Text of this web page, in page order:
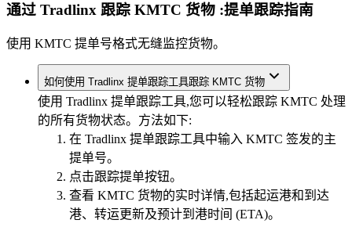
通过 Tradlinx 跟踪 KMTC 货物 :提单跟踪指南
使用 KMTC 提单号格式无缝监控货物。
如何使用 Tradlinx 提单跟踪工具跟踪 KMTC 货物
使用 Tradlinx 提单跟踪工具,您可以轻松跟踪 KMTC 处理
的所有货物状态。方法如下:
在 Tradlinx 提单跟踪工具中输入 KMTC 签发的主
提单号。
点击跟踪提单按钮。
查看 KMTC 货物的实时详情,包括起运港和到达
港、转运更新及预计到港时间 (ETA)。